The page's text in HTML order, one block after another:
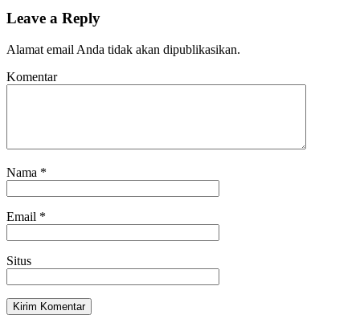
Leave a Reply
Alamat email Anda tidak akan dipublikasikan.
Komentar
Nama *
Email *
Situs